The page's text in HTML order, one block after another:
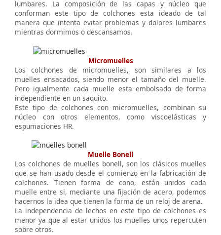
lumbares. La composición de las capas y núcleo que
conforman este tipo de colchones esta ideado de tal
manera que intenta evitar problemas y dolores lumbares
mientras dormimos o descansamos.
Micromuelles
Los colchones de micromuelles, son similares a los
muelles ensacados, siendo menor el tamaño del muelle.
Pero igualmente cada muelle esta embolsado de forma
independiente en un saquito.
Este tipo de colchones con micromuelles, combinan su
núcleo con otros elementos, como viscoelásticas y
espumaciones HR.
Muelle Bonell
Los colchones de muelles bonell, son los clásicos muelles
que se han usado desde el comienzo en la fabricación de
colchones. Tienen forma de cono, están unidos cada
muelle entre si, mediante una fijación de acero, podemos
hacernos la idea que tienen la forma de un reloj de arena.
La independencia de lechos en este tipo de colchones es
menor ya que al estar unidos los muelles unos repercuten
sobre otros.